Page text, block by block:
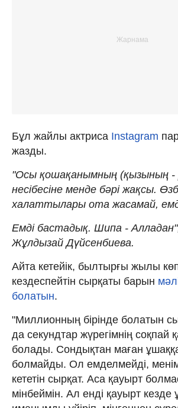
Бұл жайлы актриса Instagram
жазды.
"Осы қошақанымның (қызының -
несібесіне менде бәрі жақсы.
халаттылары ота жасамай,
Емді бастадық. Шипа -
Жұлдызай Дүйсенбиева.
Айта кетейік, былтырғы жылы
кездеспейтін сырқаты барын
болатын.
"Миллионның бірінде болатын
да секундтар жүрегімнің соқпай
болады. Сондықтан маған
болмайды. Ол емделмейді,
кететін сырқат. Аса қауырт
мінбеймін. Ал енді қауырт кезде